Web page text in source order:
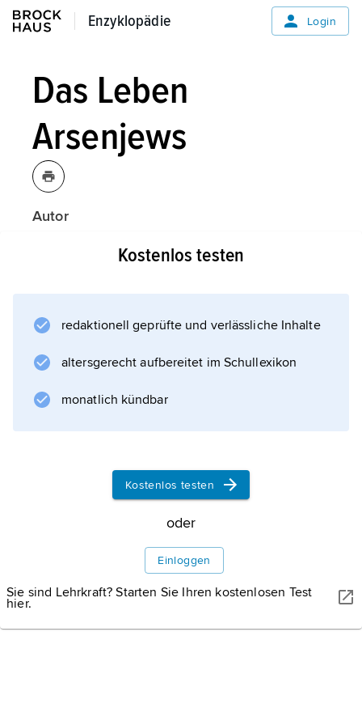
Enzyklopädie
Enzyklopädie Login
Das Leben
Arsenjews
Autor
Inhalt
Wirkung
Informationen zum Artikel
Kostenlos testen
redaktionell geprüfte und verlässliche Inhalte
altersgerecht aufbereitet im Schullexikon
monatlich kündbar
Kostenlos testen
oder
Einloggen
Sie sind Lehrkraft? Starten Sie Ihren kostenlosen Test
hier.